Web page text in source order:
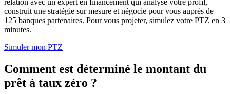
relation avec un expert en financement qui analyse votre profil,
construit une stratégie sur mesure et négocie pour vous auprès de
125 banques partenaires. Pour vous projeter, simulez votre PTZ en 3
minutes.
Simuler mon PTZ
Comment est déterminé le montant du
prêt à taux zéro ?